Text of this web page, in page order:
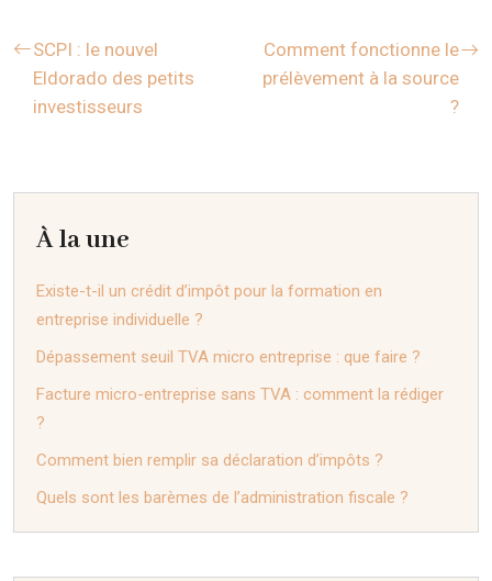
SCPI : le nouvel
Eldorado des petits
investisseurs
Comment fonctionne le
prélèvement à la source
?
À la une
Existe-t-il un crédit d’impôt pour la formation en
entreprise individuelle ?
Dépassement seuil TVA micro entreprise : que faire ?
Facture micro-entreprise sans TVA : comment la rédiger
?
Comment bien remplir sa déclaration d’impôts ?
Quels sont les barèmes de l’administration fiscale ?